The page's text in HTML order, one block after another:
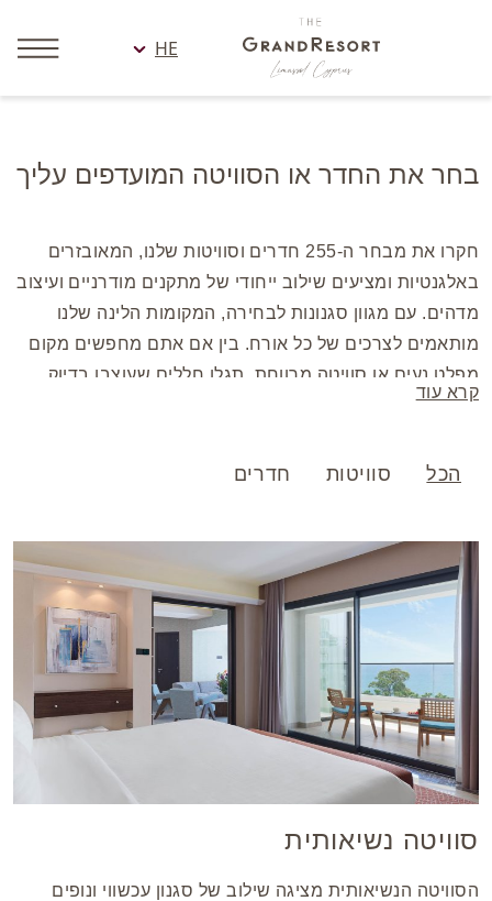
HE
בחר את החדר או הסוויטה המועדפים עליך
חקרו את מבחר ה-255 חדרים וסוויטות שלנו, המאובזרים
באלגנטיות ומציעים שילוב ייחודי של מתקנים מודרניים ועיצוב
מדהים. עם מגוון סגנונות לבחירה, המקומות הלינה שלנו
מותאמים לצרכים של כל אורח. בין אם אתם מחפשים מקום
מפלט נעים או סוויטה מרווחת, תגלו חללים שעוצבו בדיוק
עבורכם. כל החדרים מתוכננים בהתחשבות בנוחות ושביעות
קרא עוד
הכל סוויטות חדרים
סוויטה נשיאותית
הסוויטה הנשיאותית מציגה שילוב של סגנון עכשווי ונופים